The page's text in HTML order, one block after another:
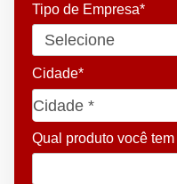
Tipo de Empresa*
Cidade*
Cidade *
Cidade*
Qual produto você